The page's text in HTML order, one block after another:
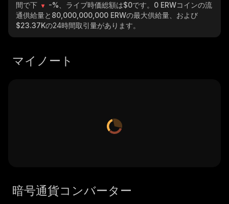
間で下
-% 、ライブ時価総額は$0です。 0 ERWコインの流
通供給量と 80,000,000,000 ERWの最大供給量、および
$23.37Kの24時間取引量があります。
マイノート
暗号通貨コンバーター